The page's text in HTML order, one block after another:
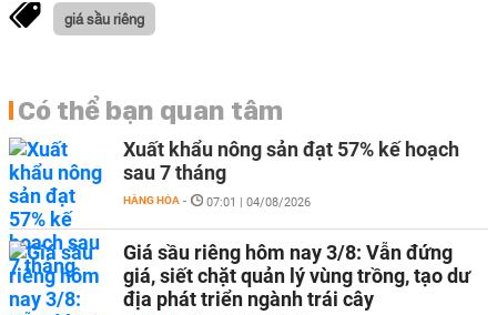
giá sầu riêng
Có thể bạn quan tâm
Xuất khẩu nông sản đạt 57% kế hoạch
sau 7 tháng
HÀNG HÓA - 07:01 | 04/08/2026
Giá sầu riêng hôm nay 3/8: Vẫn đứng
giá, siết chặt quản lý vùng trồng, tạo dư
địa phát triển ngành trái cây